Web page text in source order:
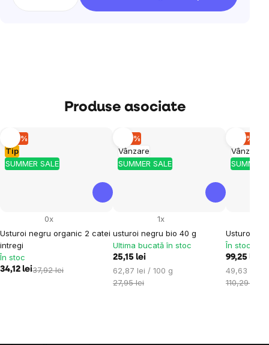
Produse asociate
Tip
SUMMER SALE
–10 %
Usturoi negru organic 2 catei
intregi
0x
În stoc
34,12 lei37,92 lei
Vânzare
SUMMER SALE
–10 %
usturoi negru bio 40 g
1x
Ultima bucată în stoc
25,15 lei
Evaluare
preţ:
62,87 lei / 100 g
27,95 lei
Vânzare
SUMMER
–10 %
Usturoi
În stoc
99,25 lei
Evaluare
preţ:
49,63 lei /
110,29 lei